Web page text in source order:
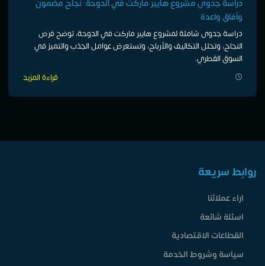
دراسة جدوى مشروع هايبر ماركت في الدوحة: نجاح مضمون
وآفاق واعدة
دراسة جدوى شاملة لمشروع هايبر ماركت في الدوحة، توضح فرص
النجاح، وتحلل التكاليف والأرباح، وتستعرض عوامل الجذب والتميز في
السوق القطري.
قراءة المزيد
روابط سريعة
اراء عملائنا
اسئلة شائعة
القطاعات الاقتصادية
سياسة وشروط الخدمة